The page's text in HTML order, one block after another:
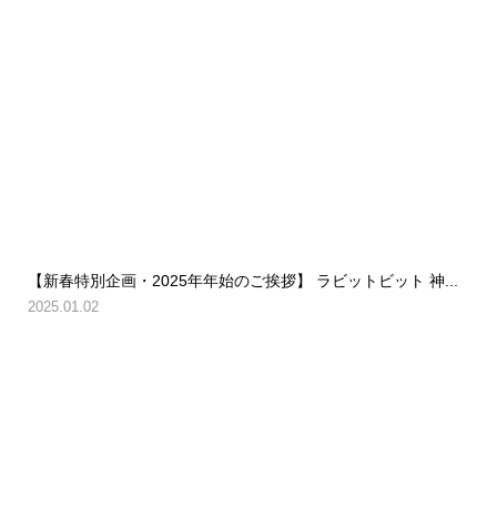
【新春特別企画・2025年年始のご挨拶】 ラビットビット 神...
2025.01.02